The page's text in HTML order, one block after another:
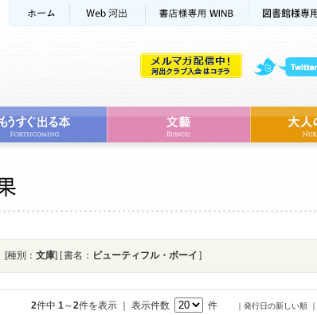
[種別： 文庫] [ 書名： ビューティフル・ボーイ ]
2件中 1～2件を表示 ｜ 表示件数 件 ｜発行日の新しい順 ｜